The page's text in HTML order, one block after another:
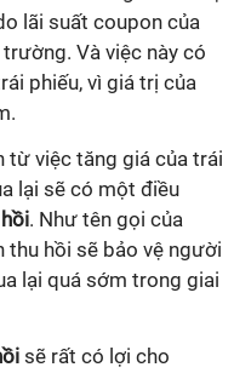
lãi suất coupon của
Và việc này có
phiếu, vì giá trị của
từ việc tăng giá của trái
lại sẽ có một điều
. Như tên gọi của
thu hồi sẽ bảo vệ người
lại quá sớm trong giai
sẽ rất có lợi cho